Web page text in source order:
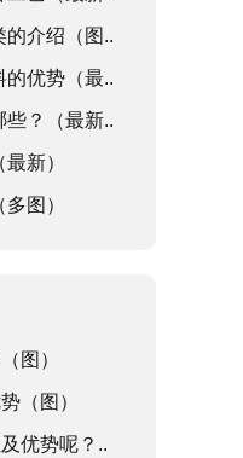
的介绍（图..
的优势（最..
些？（最新..
新）
图）
图）
（图）
优势呢？..